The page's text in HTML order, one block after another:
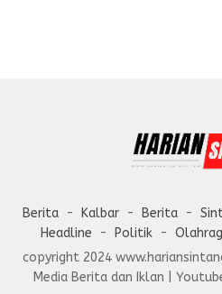
Berita Kalbar Berita
Headline
Politik
copyright 2024
Media Berita dan Iklan |